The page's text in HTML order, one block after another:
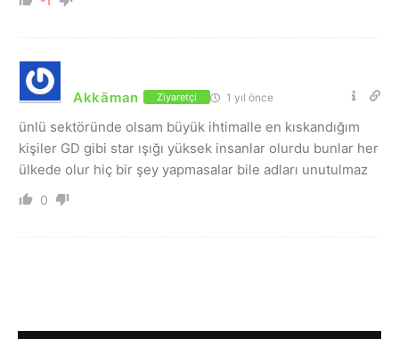
Akkāman Ziyaretçi 1 yıl önce
ünlü sektöründe olsam büyük ihtimalle en kıskandığım
kişiler GD gibi star ışığı yüksek insanlar olurdu bunlar her
ülkede olur hiç bir şey yapmasalar bile adları unutulmaz
0